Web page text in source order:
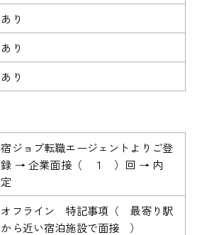
あり
あり
あり
宿ジョブ転職エージェントよりご登
録 → 企業面接（ １ ）回 → 内
定
オフライン 特記事項（ 最寄り駅
から近い宿泊施設で面接 ）